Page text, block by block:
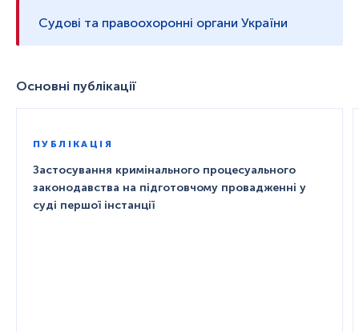
Судові та правоохоронні органи України
Основні публікації
ПУБЛІКАЦІЯ
Застосування кримінального процесуального
законодавства на підготовчому провадженні у
суді першої інстанції